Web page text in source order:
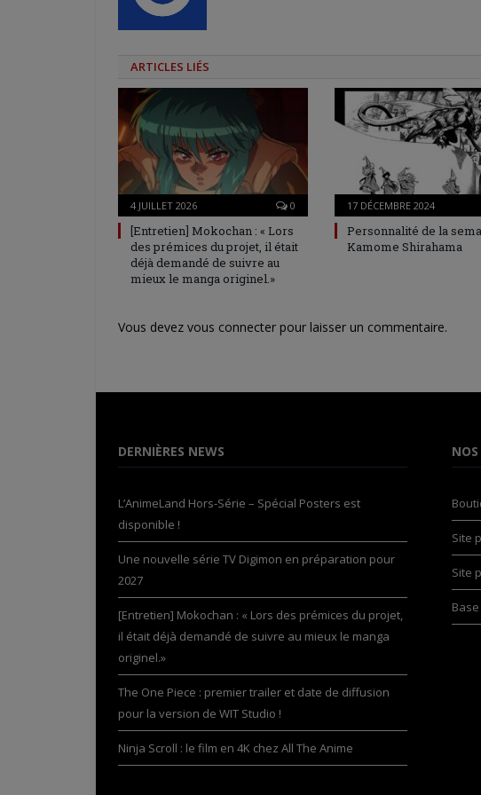
ARTICLES LIÉS
4 JUILLET 2026 0
[Entretien] Mokochan : « Lors
des prémices du projet, il était
déjà demandé de suivre au
mieux le manga originel.»
17 DÉCEMBRE 2024
Personnalité de la
Kamome Shirahama
Vous devez vous connecter pour laisser un commentaire.
DERNIÈRES NEWS
L’AnimeLand Hors-Série – Spécial Posters est
disponible !
Une nouvelle série TV Digimon en préparation pour
2027
[Entretien] Mokochan : « Lors des prémices du projet,
il était déjà demandé de suivre au mieux le manga
originel.»
The One Piece : premier trailer et date de diffusion
pour la version de WIT Studio !
Ninja Scroll : le film en 4K chez All The Anime
Site
Site